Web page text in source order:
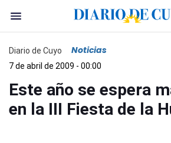
Diario de Cuyo Noticias
7 de abril de 2009 - 00:00
Este año se espera
en la III Fiesta de la